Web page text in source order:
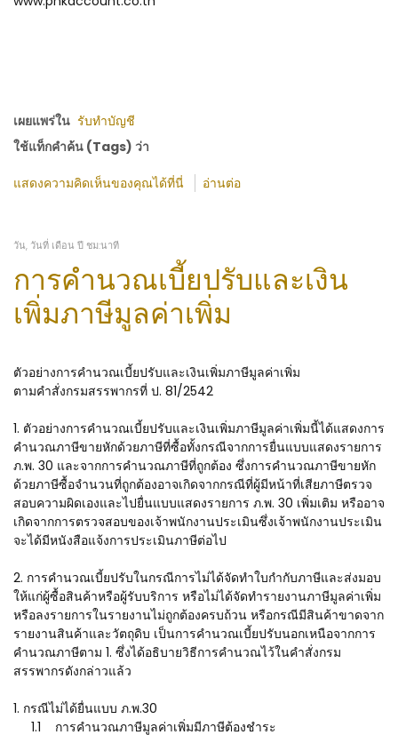
เผยแพร่ใน รับทำบัญชี
ใช้แท็กคำค้น (Tags) ว่า
แสดงความคิดเห็นของคุณได้ที่นี่ อ่านต่อ
วัน, วันที่ เดือน ปี ชม:นาที
การคำนวณเบี้ยปรับและเงิน
เพิ่มภาษีมูลค่าเพิ่ม
ตัวอย่างการคำนวณเบี้ยปรับและเงินเพิ่มภาษีมูลค่าเพิ่ม
ตามคำสั่งกรมสรรพากรที่ ป. 81/2542
1. ตัวอย่างการคำนวณเบี้ยปรับและเงินเพิ่มภาษีมูลค่าเพิ่มนี้ได้แสดงการ
คำนวณภาษีขายหักด้วยภาษีที่ซื้อทั้งกรณีจากการยื่นแบบแสดงรายการ
ภ.พ. 30 และจากการคำนวณภาษีที่ถูกต้อง ซึ่งการคำนวณภาษีขายหัก
ด้วยภาษีซื้อจำนวนที่ถูกต้องอาจเกิดจากกรณีที่ผู้มีหน้าที่เสียภาษีตรวจ
สอบความผิดเองและไปยื่นแบบแสดงรายการ ภ.พ. 30 เพิ่มเติม หรืออาจ
เกิดจากการตรวจสอบของเจ้าพนักงานประเมินซึ่งเจ้าพนักงานประเมิน
จะได้มีหนังสือแจ้งการประเมินภาษีต่อไป
2. การคำนวณเบี้ยปรับในกรณีการไม่ได้จัดทำใบกำกับภาษีและส่งมอบ
ให้แก่ผู้ซื้อสินค้าหรือผู้รับบริการ หรือไม่ได้จัดทำรายงานภาษีมูลค่าเพิ่ม
หรือลงรายการในรายงานไม่ถูกต้องครบถ้วน หรือกรณีมีสินค้าขาดจาก
รายงานสินค้าและวัตถุดิบ เป็นการคำนวณเบี้ยปรับนอกเหนือจากการ
คำนวณภาษีตาม 1. ซึ่งได้อธิบายวิธีการคำนวณไว้ในคำสั่งกรม
สรรพากรดังกล่าวแล้ว
1. กรณีไม่ได้ยื่นแบบ ภ.พ.30
1.1 การคำนวณภาษีมูลค่าเพิ่มมีภาษีต้องชำระ